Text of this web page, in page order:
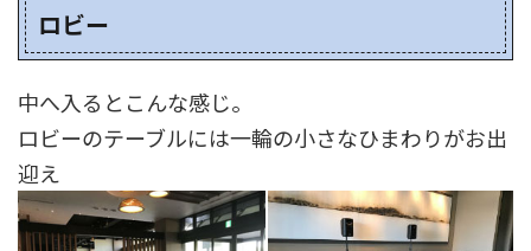
ロビー
中へ入るとこんな感じ。
ロビーのテーブルには一輪の小さなひまわりがお出
迎え